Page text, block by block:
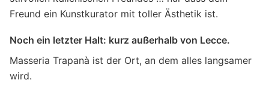
Freund ein Kunstkurator mit toller Ästhetik ist.
Noch ein letzter Halt: kurz außerhalb von Lecce.
Masseria Trapanà ist der Ort, an dem alles langsamer
wird.